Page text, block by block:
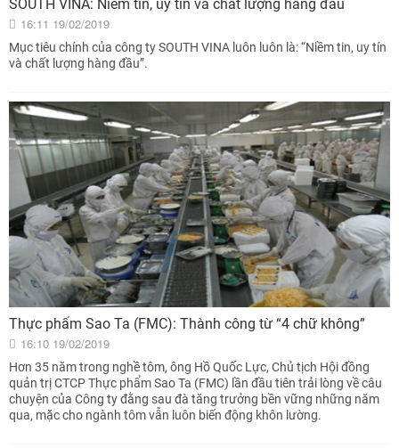
SOUTH VINA: Niềm tin, uy tín và chất lượng hàng đầu
16:11 19/02/2019
Mục tiêu chính của công ty SOUTH VINA luôn luôn là: “Niềm tin, uy tín
và chất lượng hàng đầu”.
Thực phẩm Sao Ta (FMC): Thành công từ “4 chữ không”
16:10 19/02/2019
Hơn 35 năm trong nghề tôm, ông Hồ Quốc Lực, Chủ tịch Hội đồng
quản trị CTCP Thực phẩm Sao Ta (FMC) lần đầu tiên trải lòng về câu
chuyện của Công ty đằng sau đà tăng trưởng bền vững những năm
qua, mặc cho ngành tôm vẫn luôn biến động khôn lường.